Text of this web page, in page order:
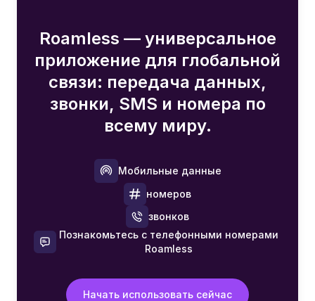
Roamless — универсальное
приложение для глобальной
связи: передача данных,
звонки, SMS и номера по
всему миру.
Мобильные данные
номеров
звонков
Познакомьтесь с телефонными номерами
Roamless
Начать использовать сейчас